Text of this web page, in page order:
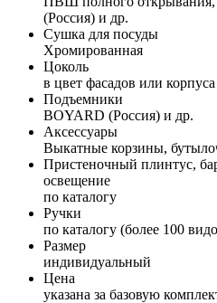
(Россия) и др.
Сушка для посуды
Хромированная
Цоколь
в цвет фасадов или корпуса
Подъемники
BOYARD (Россия) и др.
Аксессуары
Выкатные корзины,
Пристеночный плинтус,
освещение
по каталогу
Ручки
по каталогу (более 100
Размер
индивидуальный
Цена
указана за базовую